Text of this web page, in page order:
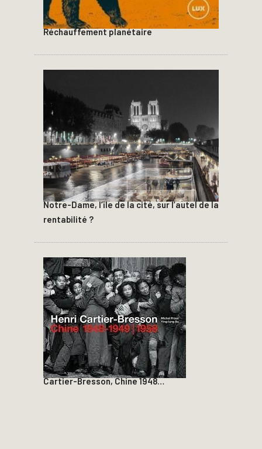
Réchauffement planétaire
Notre-Dame, l’île de la cité, sur l’autel de la
rentabilité ?
Cartier-Bresson, Chine 1948…